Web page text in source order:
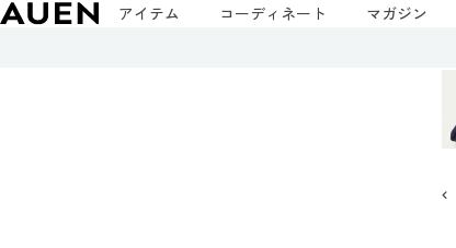
アイテム コーディネート マガジン